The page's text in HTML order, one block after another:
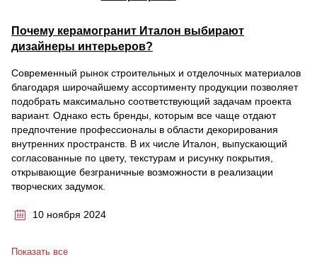
Почему керамогранит Италон выбирают
дизайнеры интерьеров?
Современный рынок строительных и отделочных материалов
благодаря широчайшему ассортименту продукции позволяет
подобрать максимально соответствующий задачам проекта
вариант. Однако есть бренды, которым все чаще отдают
предпочтение профессионалы в области декорирования
внутренних пространств. В их числе Италон, выпускающий
согласованные по цвету, текстурам и рисунку покрытия,
открывающие безграничные возможности в реализации
творческих задумок.
10 ноября 2024
Показать все